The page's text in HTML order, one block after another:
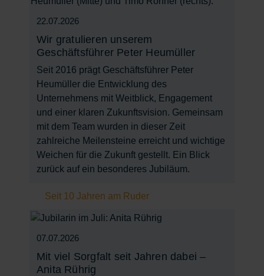
22.07.2026
Wir gratulieren unserem
Geschäftsführer Peter Heumüller
Seit 2016 prägt Geschäftsführer Peter
Heumüller die Entwicklung des
Unternehmens mit Weitblick, Engagement
und einer klaren Zukunftsvision. Gemeinsam
mit dem Team wurden in dieser Zeit
zahlreiche Meilensteine erreicht und wichtige
Weichen für die Zukunft gestellt. Ein Blick
zurück auf ein besonderes Jubiläum.
Seit 10 Jahren am Ruder
07.07.2026
Mit viel Sorgfalt seit Jahren dabei –
Anita Rührig